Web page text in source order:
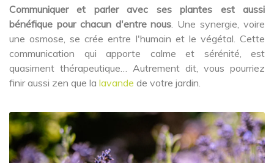
Communiquer et parler avec ses plantes est aussi
bénéfique pour chacun d'entre nous. Une synergie, voire
une osmose, se crée entre l'humain et le végétal. Cette
communication qui apporte calme et sérénité, est
quasiment thérapeutique… Autrement dit, vous pourriez
finir aussi zen que la lavande de votre jardin.